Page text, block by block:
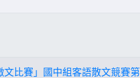
比賽」國中組客語散文競賽第